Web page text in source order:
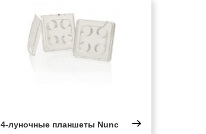
4-луночные планшеты Nunc